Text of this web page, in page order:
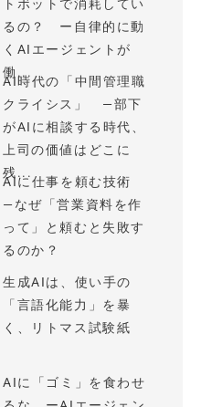
トボットで消耗してい
るの？ ー自律的に動
くAIエージェントが
働...
AI時代の「中間管理職
クライシス」 —部下
がAIに相談する時代、
上司の価値はどこに
残...
AIに仕事を頼む技術
—なぜ「営業資料を作
って」と頼むと失敗す
るのか？
生成AIは、使い手の
「言語化能力」を暴
く、リトマス試験紙
AIに「ゴミ」を食わせ